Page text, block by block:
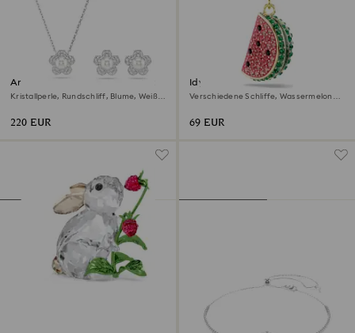
Ariana Grande x Swarovski Set
Kristallperle, Rundschliff, Blume, Weiß,
220 EUR
Idyllia Charm
Verschiedene Schliffe, Wassermelone,
69 EUR